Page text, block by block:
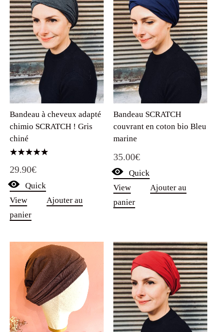
Bandeau à cheveux adapté
chimio SCRATCH ! Gris
chiné
5.00
29.90€
Quick
View
Ajouter au
panier
Bandeau SCRATCH
couvrant en coton bio Bleu
marine
35.00€
Quick
View
Ajouter au
panier